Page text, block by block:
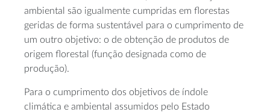
ambiental são igualmente cumpridas em florestas
geridas de forma sustentável para o cumprimento de
um outro objetivo: o de obtenção de produtos de
origem florestal (função designada como de
produção).
Para o cumprimento dos objetivos de índole
climática e ambiental assumidos pelo Estado